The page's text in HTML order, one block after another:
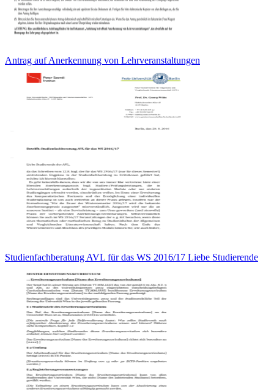
Antrag auf Anerkennung von Lehrveranstaltungen
Studienfachberatung AVL für das WS 2016/17 Liebe Studierende